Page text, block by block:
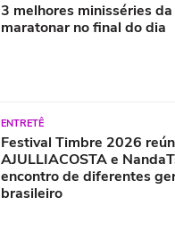
3 melhores minisséries
maratonar no final do dia
ENTRETÊ
Festival Timbre 2026
AJULLIACOSTA e
encontro de diferentes
brasileiro